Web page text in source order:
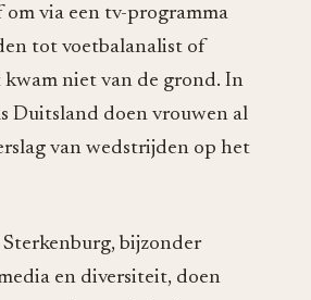
via een tv-programma
tot voetbalanalist of
niet van de grond. In
Duitsland doen vrouwen al
van wedstrijden op het
Sterkenburg, bijzonder
en diversiteit, doen